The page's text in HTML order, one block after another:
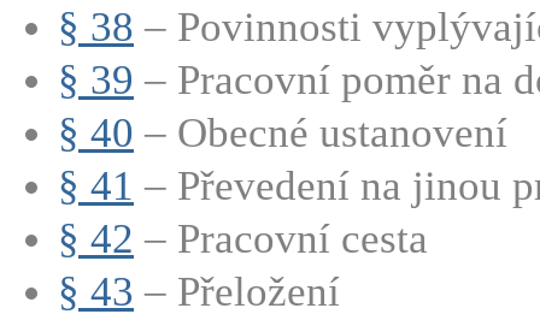
§ 38 – Povinnosti
§ 39 – Pracovní poměr na
§ 40 – Obecné ustanovení
§ 41 – Převedení na jinou
§ 42 – Pracovní cesta
§ 43 – Přeložení